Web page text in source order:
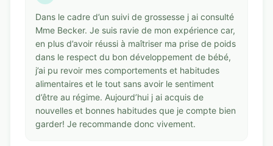
Dans le cadre d’un suivi de grossesse j ai consulté
Mme Becker. Je suis ravie de mon expérience car,
en plus d’avoir réussi à maîtriser ma prise de poids
dans le respect du bon développement de bébé,
j’ai pu revoir mes comportements et habitudes
alimentaires et le tout sans avoir le sentiment
d’être au régime. Aujourd’hui j ai acquis de
nouvelles et bonnes habitudes que je compte bien
garder! Je recommande donc vivement.